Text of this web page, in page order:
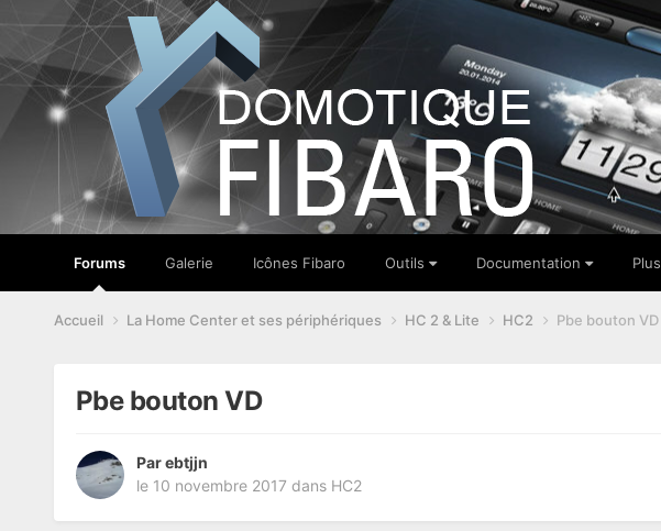
Forums Galerie Icônes Fibaro Outils Documentation Plus
Accueil La Home Center et ses périphériques HC 2 & Lite HC2 Pbe bouton VD
Pbe bouton VD
Parebtjjn
le 10 novembre 2017 dans HC2